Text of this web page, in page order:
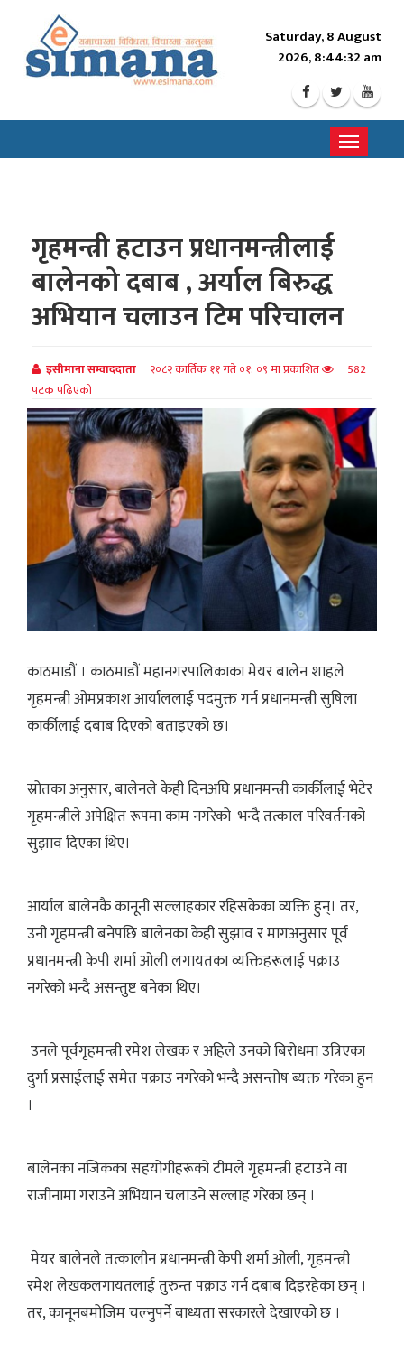
Saturday, 8 August
2026, 8:44:33 am
Toggle
गृहमन्त्री हटाउन प्रधानमन्त्रीलाई
बालेनको दबाब , अर्याल बिरुद्ध
अभियान चलाउन टिम परिचालन
इसीमाना सम्वाददाता २०८२ कार्तिक ११ गते ०१: ०९ मा प्रकाशित
582
पटक पढिएको
काठमाडौं । काठमाडौं महानगरपालिकाका मेयर बालेन शाहले
गृहमन्त्री ओमप्रकाश आर्याललाई पदमुक्त गर्न प्रधानमन्त्री सुषिला
कार्कीलाई दबाब दिएको बताइएको छ।
स्रोतका अनुसार, बालेनले केही दिनअघि प्रधानमन्त्री कार्कीलाई भेटेर
गृहमन्त्रीले अपेक्षित रूपमा काम नगरेको भन्दै तत्काल परिवर्तनको
सुझाव दिएका थिए।
आर्याल बालेनकै कानूनी सल्लाहकार रहिसकेका व्यक्ति हुन्। तर,
उनी गृहमन्त्री बनेपछि बालेनका केही सुझाव र मागअनुसार पूर्व
प्रधानमन्त्री केपी शर्मा ओली लगायतका व्यक्तिहरूलाई पक्राउ
नगरेको भन्दै असन्तुष्ट बनेका थिए।
उनले पूर्वगृहमन्त्री रमेश लेखक र अहिले उनको बिरोधमा उत्रिएका
दुर्गा प्रसाईलाई समेत पक्राउ नगरेको भन्दै असन्तोष ब्यक्त गरेका हुन
।
बालेनका नजिकका सहयोगीहरूको टीमले गृहमन्त्री हटाउने वा
राजीनामा गराउने अभियान चलाउने सल्लाह गरेका छन् ।
मेयर बालेनले तत्कालीन प्रधानमन्त्री केपी शर्मा ओली, गृहमन्त्री
रमेश लेखकलगायतलाई तुरुन्त पक्राउ गर्न दबाब दिइरहेका छन् ।
तर, कानूनबमोजिम चल्नुपर्ने बाध्यता सरकारले देखाएको छ ।